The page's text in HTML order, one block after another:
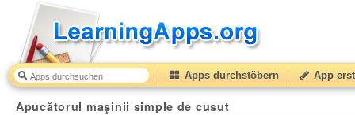
Apps durchstöbern App
Apucătorul maşinii simple de cusut